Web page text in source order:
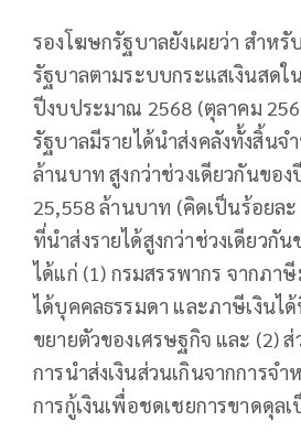
รองโฆษกรัฐบาลยังเผยว่า สำหรั
รัฐบาลตามระบบกระแสเงินสดใ
ปีงบประมาณ 2568 (ตุลาคม
รัฐบาลมีรายได้นำส่งคลังทั้งสิ้นจ
ล้านบาท สูงกว่าช่วงเดียวกันขอ
25,558 ล้านบาท (คิดเป็นร้อยล
ที่นำส่งรายได้สูงกว่าช่วงเดียวกั
ได้แก่ (1) กรมสรรพากร จากภา
ได้บุคคลธรรมดา และภาษีเงินไ
ขยายตัวของเศรษฐกิจ และ (2)
การนำส่งเงินส่วนเกินจากการจ
การกู้เงินเพื่อชดเชยการขาดดุล